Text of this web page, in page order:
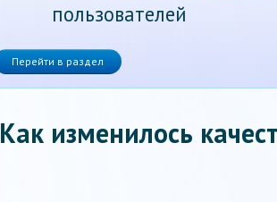
пользователей
Перейти в раздел
Как изменилось